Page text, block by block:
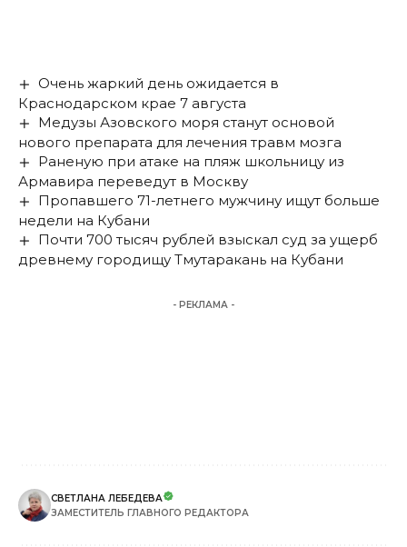
Очень жаркий день ожидается в
Краснодарском крае 7 августа
Медузы Азовского моря станут основой
нового препарата для лечения травм мозга
Раненую при атаке на пляж школьницу из
Армавира переведут в Москву
Пропавшего 71-летнего мужчину ищут больше
недели на Кубани
Почти 700 тысяч рублей взыскал суд за ущерб
древнему городищу Тмутаракань на Кубани
- РЕКЛАМА -
СВЕТЛАНА ЛЕБЕДЕВА
ЗАМЕСТИТЕЛЬ ГЛАВНОГО РЕДАКТОРА